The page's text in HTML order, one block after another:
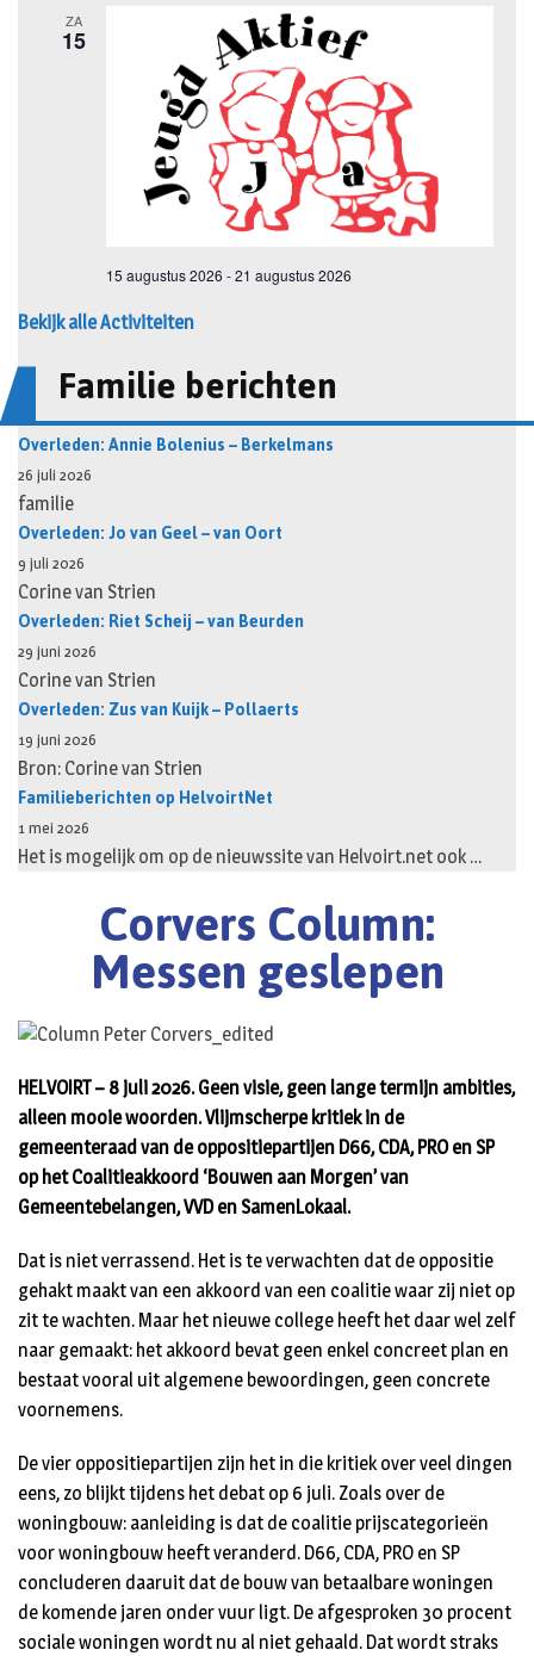
Bekijk alle Activiteiten
Familie berichten
Overleden: Annie Bolenius – Berkelmans
26 juli 2026
familie
Overleden: Jo van Geel – van Oort
9 juli 2026
Corine van Strien
Overleden: Riet Scheij – van Beurden
29 juni 2026
Corine van Strien
Overleden: Zus van Kuijk – Pollaerts
19 juni 2026
Bron: Corine van Strien
Familieberichten op HelvoirtNet
1 mei 2026
Het is mogelijk om op de nieuwssite van Helvoirt.net ook …
Corvers Column:
Messen geslepen
HELVOIRT – 8 juli 2026. Geen visie, geen lange termijn ambities,
alleen mooie woorden. Vlijmscherpe kritiek in de
gemeenteraad van de oppositiepartijen D66, CDA, PRO en SP
op het Coalitieakkoord ‘Bouwen aan Morgen’ van
Gemeentebelangen, VVD en SamenLokaal.
Dat is niet verrassend. Het is te verwachten dat de oppositie
gehakt maakt van een akkoord van een coalitie waar zij niet op
zit te wachten. Maar het nieuwe college heeft het daar wel zelf
naar gemaakt: het akkoord bevat geen enkel concreet plan en
bestaat vooral uit algemene bewoordingen, geen concrete
voornemens.
De vier oppositiepartijen zijn het in die kritiek over veel dingen
eens, zo blijkt tijdens het debat op 6 juli. Zoals over de
woningbouw: aanleiding is dat de coalitie prijscategorieën
voor woningbouw heeft veranderd. D66, CDA, PRO en SP
concluderen daaruit dat de bouw van betaalbare woningen
de komende jaren onder vuur ligt. De afgesproken 30 procent
sociale woningen wordt nu al niet gehaald. Dat wordt straks